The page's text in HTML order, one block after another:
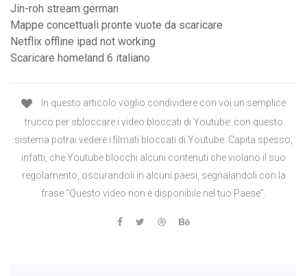
Jin-roh stream german
Mappe concettuali pronte vuote da scaricare
Netflix offline ipad not working
Scaricare homeland 6 italiano
In questo articolo voglio condividere con voi un semplice
trucco per sbloccare i video bloccati di Youtube: con questo
sistema potrai vedere i filmati bloccati di Youtube. Capita spesso,
infatti, che Youtube blocchi alcuni contenuti che violano il suo
regolamento, oscurandoli in alcuni paesi, segnalandoli con la
frase “Questo video non è disponibile nel tuo Paese”.